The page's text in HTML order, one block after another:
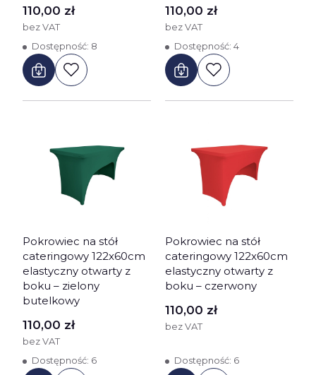
Cena
110,00 zł
bez VAT
Dostępność: 8
Cena
110,00 zł
bez VAT
Dostępność: 4
Pokrowiec na stół
cateringowy 122x60cm
elastyczny otwarty z
boku – zielony
butelkowy
Cena
110,00 zł
bez VAT
Dostępność: 6
Pokrowiec na stół
cateringowy 122x60cm
elastyczny otwarty z
boku – czerwony
Cena
110,00 zł
bez VAT
Dostępność: 6